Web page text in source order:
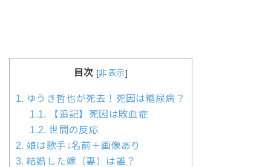
目次 [非表示]
1. ゆうき哲也が死去！死因は糖尿病？
1.1.
【追記】死因は敗血症
1.2. 世間の反応
2. 娘は歌手↓名前＋画像あり
3. 結婚した嫁（妻）は誰？